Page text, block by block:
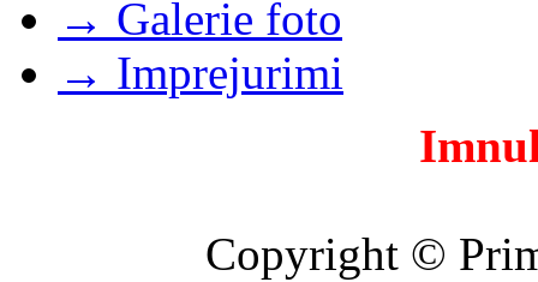
→ Galerie foto
→ Imprejurimi
Copyright ©